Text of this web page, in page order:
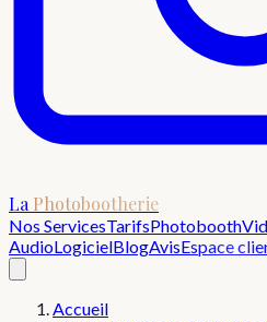
La Photobootherie
Nos ServicesTarifsPhotobooth
AudioLogicielBlogAvisEspace
Accueil